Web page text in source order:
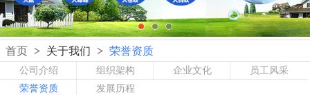
首页 > 关于我们 > 荣誉资质
公司介绍 组织架构 企业文化
员工风采
荣誉资质
发展历程